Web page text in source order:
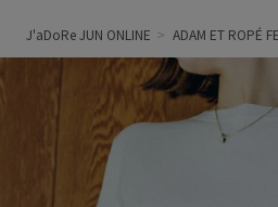
ン オンライン）
J'aDoRe JUN ONLINE ADAM ET ROPÉ